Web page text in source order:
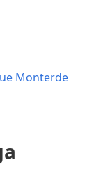
Monterde